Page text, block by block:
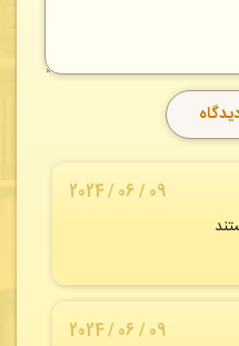
09 / 06 / 2024
09 / 06 / 2024